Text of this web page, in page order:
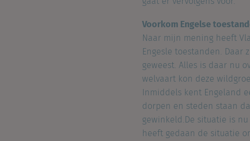
Voorkom Engelse
Naar mijn mening heeft
Engesle toestanden. Daar
geweest. Alles is daar nu
welvaart kon deze
Inmiddels kent Engeland
dorpen en steden staan
gewinkeld.De situatie is
heeft gedaan de situatie